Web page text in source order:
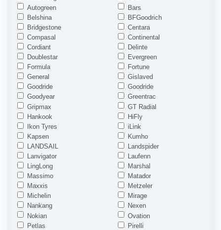
Autogreen
Bars
Belshina
BFGoodrich
Bridgestone
Centara
Compasal
Continental
Cordiant
Delinte
Doublestar
Evergreen
Formula
Fortune
General
Gislaved
Goodride
Goodride
Goodyear
Greentrac
Gripmax
GT Radial
Hankook
HiFly
Ikon Tyres
iLink
Kapsen
Kumho
LANDSAIL
Landspider
Lanvigator
Laufenn
LingLong
Marshal
Massimo
Matador
Maxxis
Metzeler
Michelin
Mirage
Nankang
Nexen
Nokian
Ovation
Petlas
Pirelli